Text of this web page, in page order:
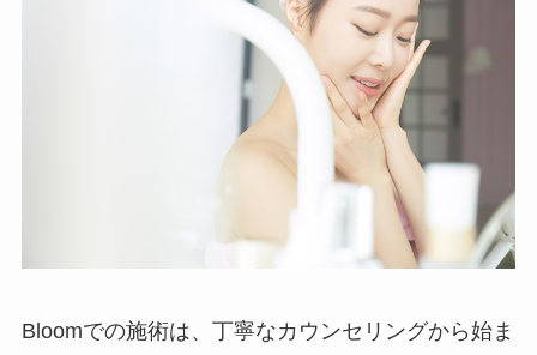
Bloomでの施術は、丁寧なカウンセリングから始ま